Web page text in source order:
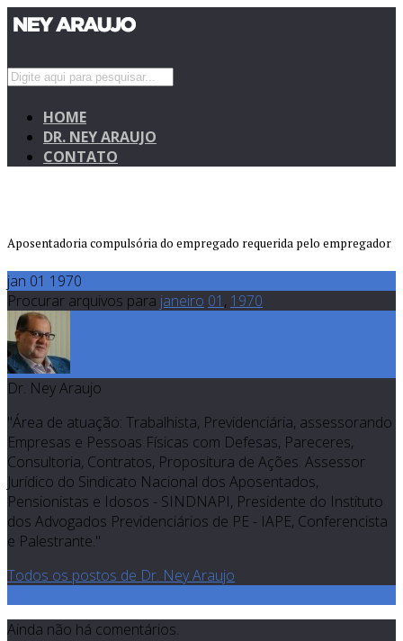
HOME
DR. NEY ARAUJO
CONTATO
Aposentadoria compulsória do empregado requerida pelo empregador
jan 01 1970
Procurar arquivos para janeiro 01 , 1970
Dr. Ney Araujo
"Área de atuação: Trabalhista, Previdenciária, assessorando
Empresas e Pessoas Físicas com Defesas, Pareceres,
Consultoria, Contratos, Propositura de Ações. Assessor
Jurídico do Sindicato Nacional dos Aposentados,
Pensionistas e Idosos - SINDNAPI, Presidente do Instituto
dos Advogados Previdenciários de PE - IAPE, Conferencista
e Palestrante."
Todos os postos de Dr. Ney Araujo
Ainda não há comentários.